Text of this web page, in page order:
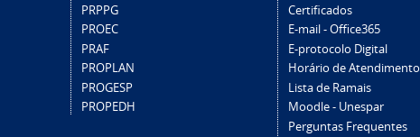
PRPPG
PROEC
PRAF
PROPLAN
PROGESP
PROPEDH
Certificados
E-mail - Office365
E-protocolo Digital
Horário de Atendimento
Lista de Ramais
Moodle - Unespar
Perguntas Frequentes